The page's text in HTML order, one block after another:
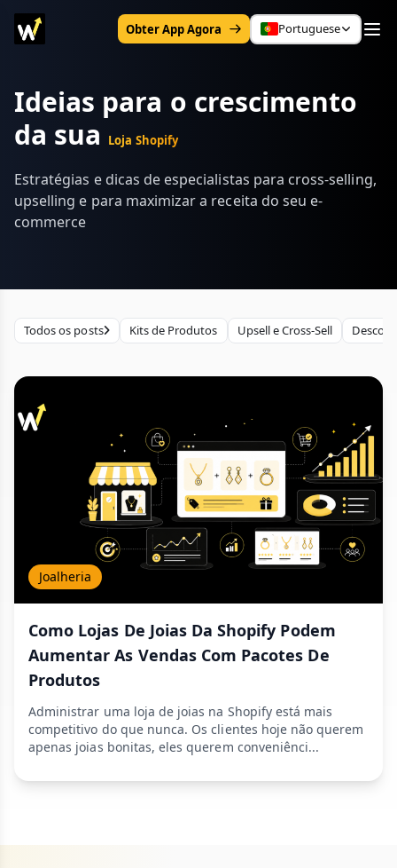
Obter App Agora Portuguese
Ideias para o crescimento
da sua
Loja Shopify
Estratégias e dicas de especialistas para cross-selling,
upselling e para maximizar a receita do seu e-
commerce
Todos os posts Kits de Produtos Upsell e Cross-Sell
Joalheria
Como Lojas De Joias Da Shopify Podem
Aumentar As Vendas Com Pacotes De
Produtos
Administrar uma loja de joias na Shopify está mais
competitivo do que nunca. Os clientes hoje não querem
apenas joias bonitas, eles querem conveniênci...